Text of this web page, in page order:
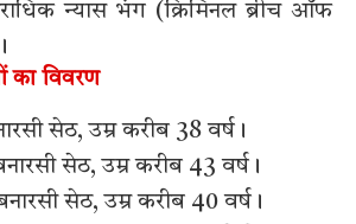
न्यास भंग (क्रिमिनल ब्रीच ऑफ
का विवरण
सेठ, उम्र करीब 38 वर्ष।
सेठ, उम्र करीब 43 वर्ष।
सेठ, उम्र करीब 40 वर्ष।